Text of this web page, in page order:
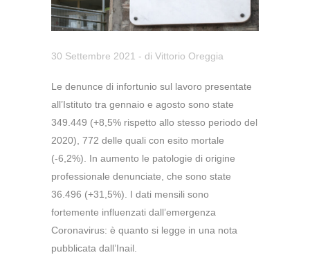
30 Settembre 2021 - di Vittorio Oreggia
Le denunce di infortunio sul lavoro presentate
all’Istituto tra gennaio e agosto sono state
349.449 (+8,5% rispetto allo stesso periodo del
2020), 772 delle quali con esito mortale
(-6,2%). In aumento le patologie di origine
professionale denunciate, che sono state
36.496 (+31,5%). I dati mensili sono
fortemente influenzati dall’emergenza
Coronavirus: è quanto si legge in una nota
pubblicata dall’Inail.